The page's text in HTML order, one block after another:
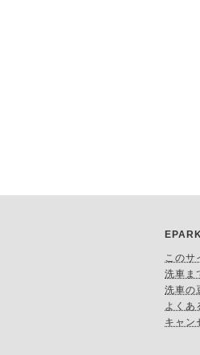
このサ
洗車ま
洗車の
よくあ
キャン